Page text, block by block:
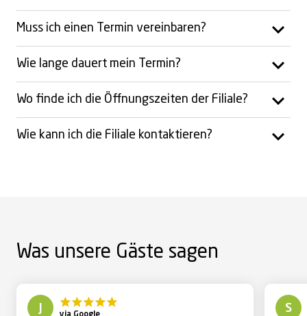
Muss ich einen Termin vereinbaren?
Wie lange dauert mein Termin?
Wo finde ich die Öffnungszeiten der Filiale?
Wie kann ich die Filiale kontaktieren?
Was unsere Gäste sagen
S